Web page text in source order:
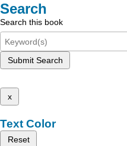
Search
Search this book
Submit Search
x
Text Color
Reset